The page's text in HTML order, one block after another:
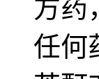
方药
任何